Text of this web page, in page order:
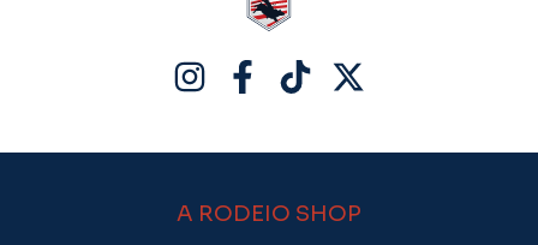
A RODEIO SHOP